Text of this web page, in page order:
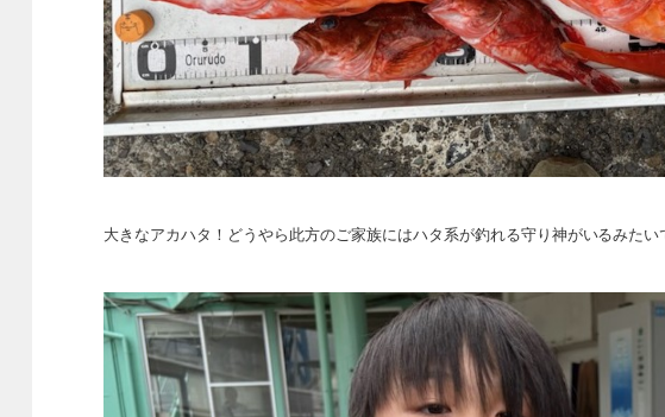
大きなアカハタ！どうやら此方のご家族にはハタ系が釣れる守り神がいるみたい